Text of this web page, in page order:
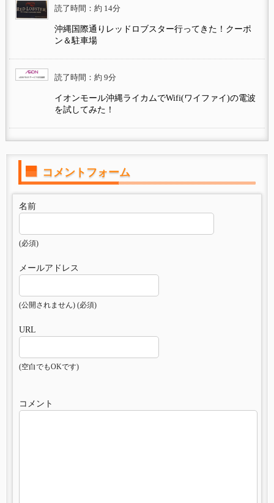
読了時間：約 14分
沖縄国際通りレッドロブスター行ってきた！クーポ
ン＆駐車場
読了時間：約 9分
イオンモール沖縄ライカムでWifi(ワイファイ)の電波
を試してみた！
コメントフォーム
名前
(必須)
メールアドレス
(公開されません) (必須)
URL
(空白でもOKです)
コメント